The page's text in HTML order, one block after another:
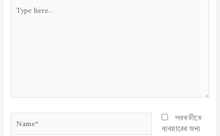
here..
পরবর্তীতে
ব্যবহারের জন্য